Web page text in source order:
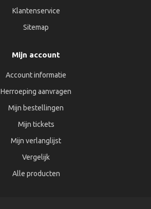
Klantenservice
Sitemap
Mijn account
Account informatie
Herroeping aanvragen
Mijn bestellingen
Mijn tickets
Mijn verlanglijst
Vergelijk
Alle producten